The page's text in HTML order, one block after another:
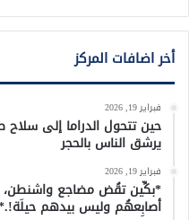
أخر اضافات المركز
فبراير 19, 2026
حين تتحول الدراما إلى
يرشق الناس بالحجر
فبراير 19, 2026
*بكِّين تقُض مضاجع واشنطن،
أصابِعهُم وليس بيدهم